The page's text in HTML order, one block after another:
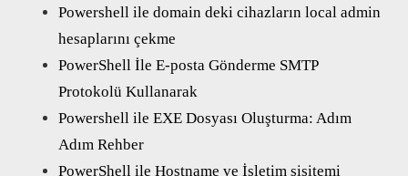
Powershell ile domain deki cihazların local admin
hesaplarını çekme
PowerShell İle E-posta Gönderme SMTP
Protokolü Kullanarak
Powershell ile EXE Dosyası Oluşturma: Adım
Adım Rehber
PowerShell ile Hostname ve İşletim sisitemi